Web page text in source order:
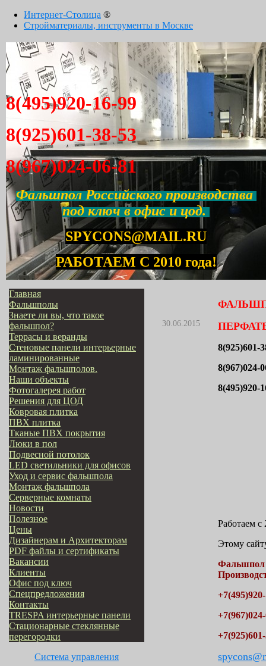
Интернет-Столица ®
Стройматериалы, инструменты в Москве
8(495)920-16-99
8(925)601-38-53
8(967)024-06-81
Фальшпол Российского производства
под ключ в офис и цод.
SPYCONS@MAIL.RU
РАБОТАЕМ С 2010 года!
Главная
Фальшполы
Знаете ли вы, что такое
фальшпол?
Террасы и веранды
Стеновые панели интерьерные
ламинированные
Монтаж фальшполов.
Наши объекты
Фотогалерея работ
Решения для ЦОД
Ковровая плитка
ПВХ плитка
Тканые ПВХ покрытия
Люки в пол
Подвесной потолок
LED светильники для офисов
Уход и сервис фальшпола
Монтаж фальшпола
Серверные комнаты
Новости
Полезное
Цены
Дизайнерам и Архитекторам
PDF файлы и сертификаты
Вакансии
Клиенты
Офис под ключ
Cпецпредложения
Контакты
TRESPA интерьерные панели
Стационарные стеклянные
перегородки
Система управления
30.06.2015
8(925)601-
8(967)024-
8(495)920-
Работаем с
Этому